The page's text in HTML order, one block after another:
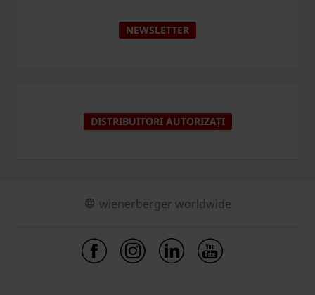
NEWSLETTER
DISTRIBUITORI AUTORIZAȚI
wienerberger worldwide